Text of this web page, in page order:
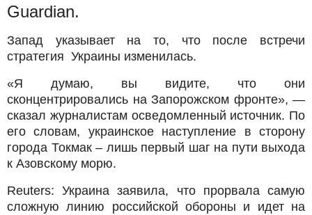
Guardian.
Запад указывает на то, что после встречи
стратегия Украины изменилась.
«Я думаю, вы видите, что они
сконцентрировались на Запорожском фронте», —
сказал журналистам осведомленный источник. По
его словам, украинское наступление в сторону
города Токмак – лишь первый шаг на пути выхода
к Азовскому морю.
Reuters: Украина заявила, что прорвала самую
сложную линию российской обороны и идет на